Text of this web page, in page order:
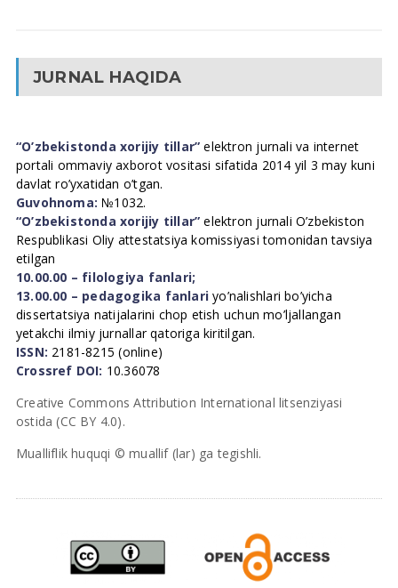
JURNAL HAQIDA
“O’zbekistonda xorijiy tillar” elektron jurnali va internet
portali ommaviy axborot vositasi sifatida 2014 yil 3 may kuni
davlat ro’yxatidan o’tgan.
Guvohnoma: №1032.
“O’zbekistonda xorijiy tillar” elektron jurnali O’zbekiston
Respublikasi Oliy attestatsiya komissiyasi tomonidan tavsiya
etilgan
10.00.00 – filologiya fanlari;
13.00.00 – pedagogika fanlari yo’nalishlari bo’yicha
dissertatsiya natijalarini chop etish uchun mo’ljallangan
yetakchi ilmiy jurnallar qatoriga kiritilgan.
ISSN: 2181-8215 (online)
Crossref DOI: 10.36078
Creative Commons Attribution International litsenziyasi
ostida (CC BY 4.0).
Mualliflik huquqi © muallif (lar) ga tegishli.